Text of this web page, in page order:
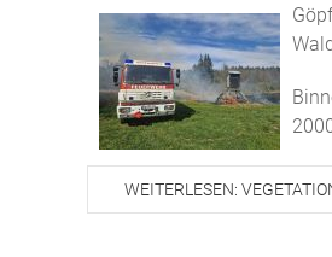
WEITERLESEN: